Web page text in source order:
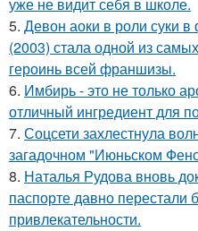
5. Девон аоки в роли суки
(2003) стала одной из
героинь всей франшизы.
6. Имбирь - это не только
отличный ингредиент для
7. Соцсети захлестнула
загадочном "Июньском
8. Наталья Рудова вновь
паспорте давно перестали
привлекательности.